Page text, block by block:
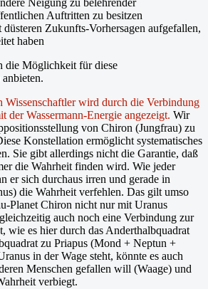
Neigung zu belehrender
Auftritten zu besitzen
Zukunfts-Vorhersagen aufgefallen,
haben
die Möglichkeit für diese
Wissenschaftler wird durch die Verbindung
der Wassermann-Energie angezeigt. Wir
von Chiron (Jungfrau) zu
Konstellation ermöglicht systematisches
Sie gibt allerdings nicht die Garantie, daß
die Wahrheit finden wird. Wie jeder
er sich durchaus irren und gerade in
die Wahrheit verfehlen. Das gilt umso
Planet Chiron nicht nur mit Uranus
auch noch eine Verbindung zur
wie es hier durch das Anderthalbquadrat
zu Priapus (Mond + Neptun +
in der Wage steht, könnte es auch
Menschen gefallen will (Waage) und
verbiegt.